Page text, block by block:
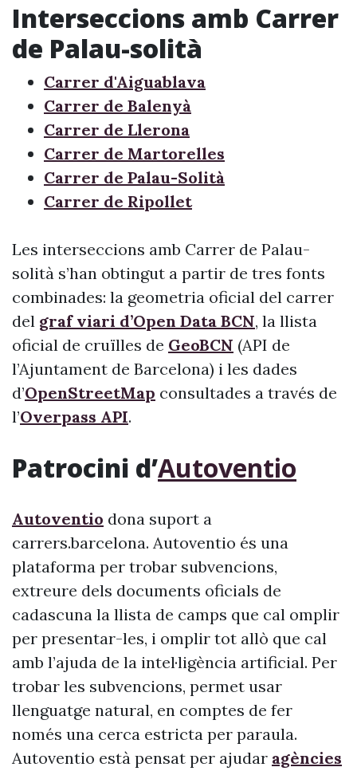
Interseccions amb Carrer
de Palau-solità
Carrer d'Aiguablava
Carrer de Balenyà
Carrer de Llerona
Carrer de Martorelles
Carrer de Palau-Solità
Carrer de Ripollet
Les interseccions amb Carrer de Palau-
solità s’han obtingut a partir de tres fonts
combinades: la geometria oficial del carrer
del graf viari d’Open Data BCN, la llista
oficial de cruïlles de GeoBCN (API de
l’Ajuntament de Barcelona) i les dades
d’OpenStreetMap consultades a través de
l’Overpass API.
Patrocini d’Autoventio
Autoventio dona suport a
carrers.barcelona. Autoventio és una
plataforma per trobar subvencions,
extreure dels documents oficials de
cadascuna la llista de camps que cal omplir
per presentar-les, i omplir tot allò que cal
amb l’ajuda de la intel·ligència artificial. Per
trobar les subvencions, permet usar
llenguatge natural, en comptes de fer
només una cerca estricta per paraula.
Autoventio està pensat per ajudar agències